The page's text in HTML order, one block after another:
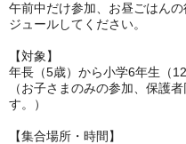
午前中だけ参加、お昼ごはん
ジュールしてください。
【対象】
年長（5歳）から小学6年生（12
（お子さまのみの参加、保護
す。）
【集合場所・時間】